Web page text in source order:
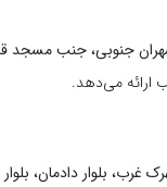
شهران جنوبی، جنب مسجد
ارائه می‌دهد.
غرب، بلوار دادمان،